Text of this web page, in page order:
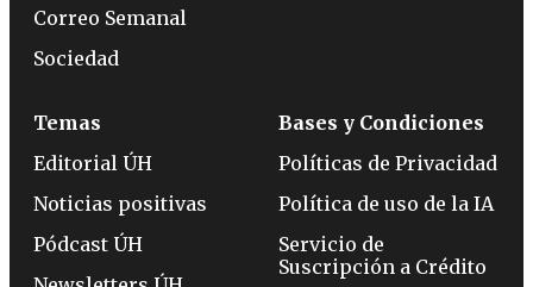
Correo Semanal
Sociedad
Temas
Editorial ÚH
Noticias positivas
Pódcast ÚH
Bases y Condiciones
Políticas de Privacidad
Política de uso de la IA
Servicio de
Suscripción a Crédito